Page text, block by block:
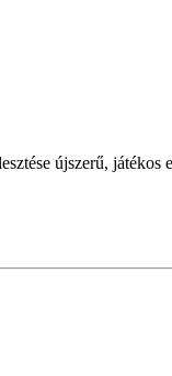
újszerű, játékos